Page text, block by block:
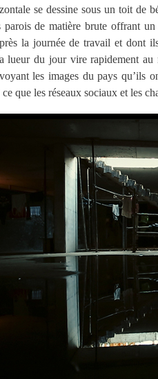
se dessine sous un toit de
parois de matière brute offrant
la journée de travail et dont
lueur du jour vire rapidement au
les images du pays qu’ils
que les réseaux sociaux et les